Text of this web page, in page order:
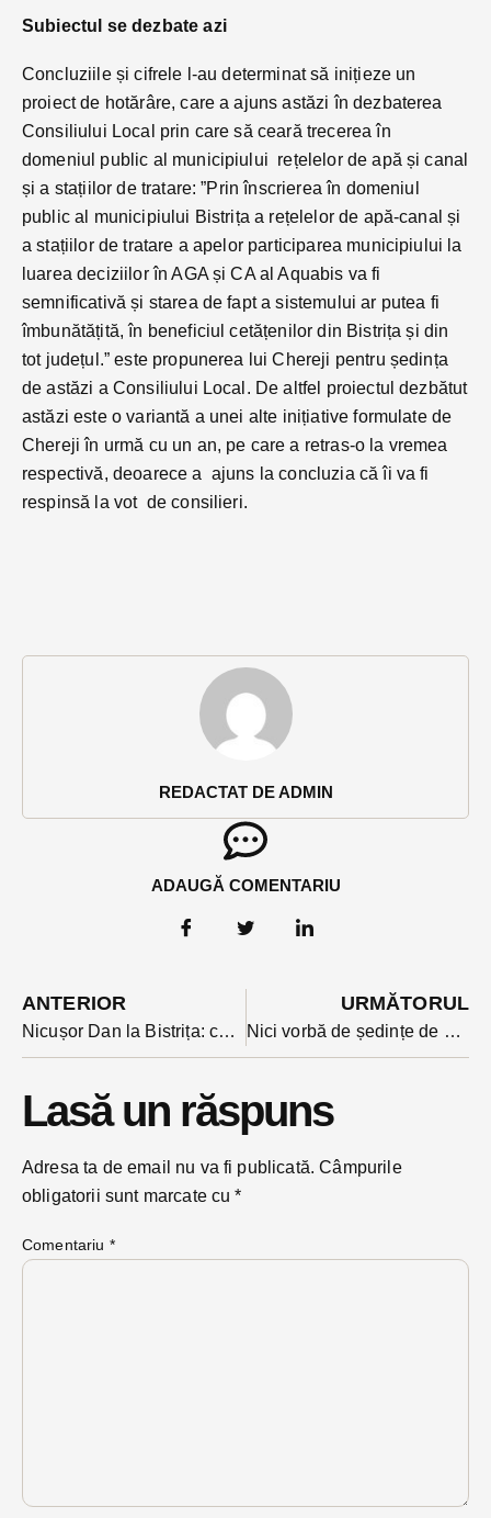
REDACTAT DE ADMIN
ADAUGĂ COMENTARIU
Subiectul se dezbate azi
Concluziile și cifrele l-au determinat să inițieze un
proiect de hotărâre, care a ajuns astăzi în dezbaterea
Consiliului Local prin care să ceară trecerea în
domeniul public al municipiului rețelelor de apă și canal
și a stațiilor de tratare: ”Prin înscrierea în domeniul
public al municipiului Bistrița a rețelelor de apă-canal și
a stațiilor de tratare a apelor participarea municipiului la
luarea deciziilor în AGA și CA al Aquabis va fi
semnificativă și starea de fapt a sistemului ar putea fi
îmbunătățită, în beneficiul cetățenilor din Bistrița și din
tot județul.” este propunerea lui Chereji pentru ședința
de astăzi a Consiliului Local. De altfel proiectul dezbătut
astăzi este o variantă a unei alte inițiative formulate de
Chereji în urmă cu un an, pe care a retras-o la vremea
respectivă, deoarece a ajuns la concluzia că îi va fi
respinsă la vot de consilieri.
ANTERIOR
Nicușor Dan la Bistrița: candidez din nou în funcție de rezultatul referendumului intern
URMĂTORUL
Nici vorbă de ședințe de Consiliu transmise online. Primarul crede că aleșii ar profita de transmisie să-și facă imagine pe seama Consiliului Local
Lasă un răspuns
Adresa ta de email nu va fi publicată. Câmpurile
obligatorii sunt marcate cu*
Comentariu *